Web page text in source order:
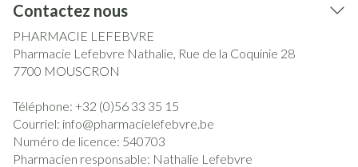
Contactez nous
PHARMACIE LEFEBVRE
Pharmacie Lefebvre Nathalie, Rue de la Coquinie 28
7700 MOUSCRON
Téléphone: +32 (0)56 33 35 15
Courriel: info@pharmacielefebvre.be
Numéro de licence: 540703
Pharmacien responsable: Nathalie Lefebvre